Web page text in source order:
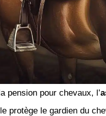
pension pour chevaux, l’
protège le gardien du